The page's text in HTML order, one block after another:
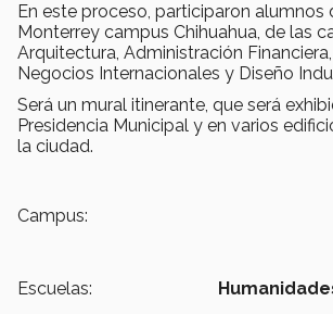
En este proceso, participaron alumnos
Monterrey campus Chihuahua, de las
Arquitectura, Administración
Negocios Internacionales y Diseño
Será un mural itinerante, que será
Presidencia Municipal y en varios
la ciudad.
Campus:
Escuelas: